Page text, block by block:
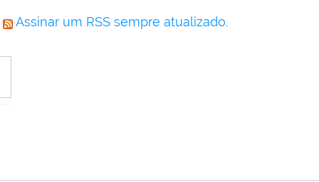
Assinar um RSS sempre atualizado.